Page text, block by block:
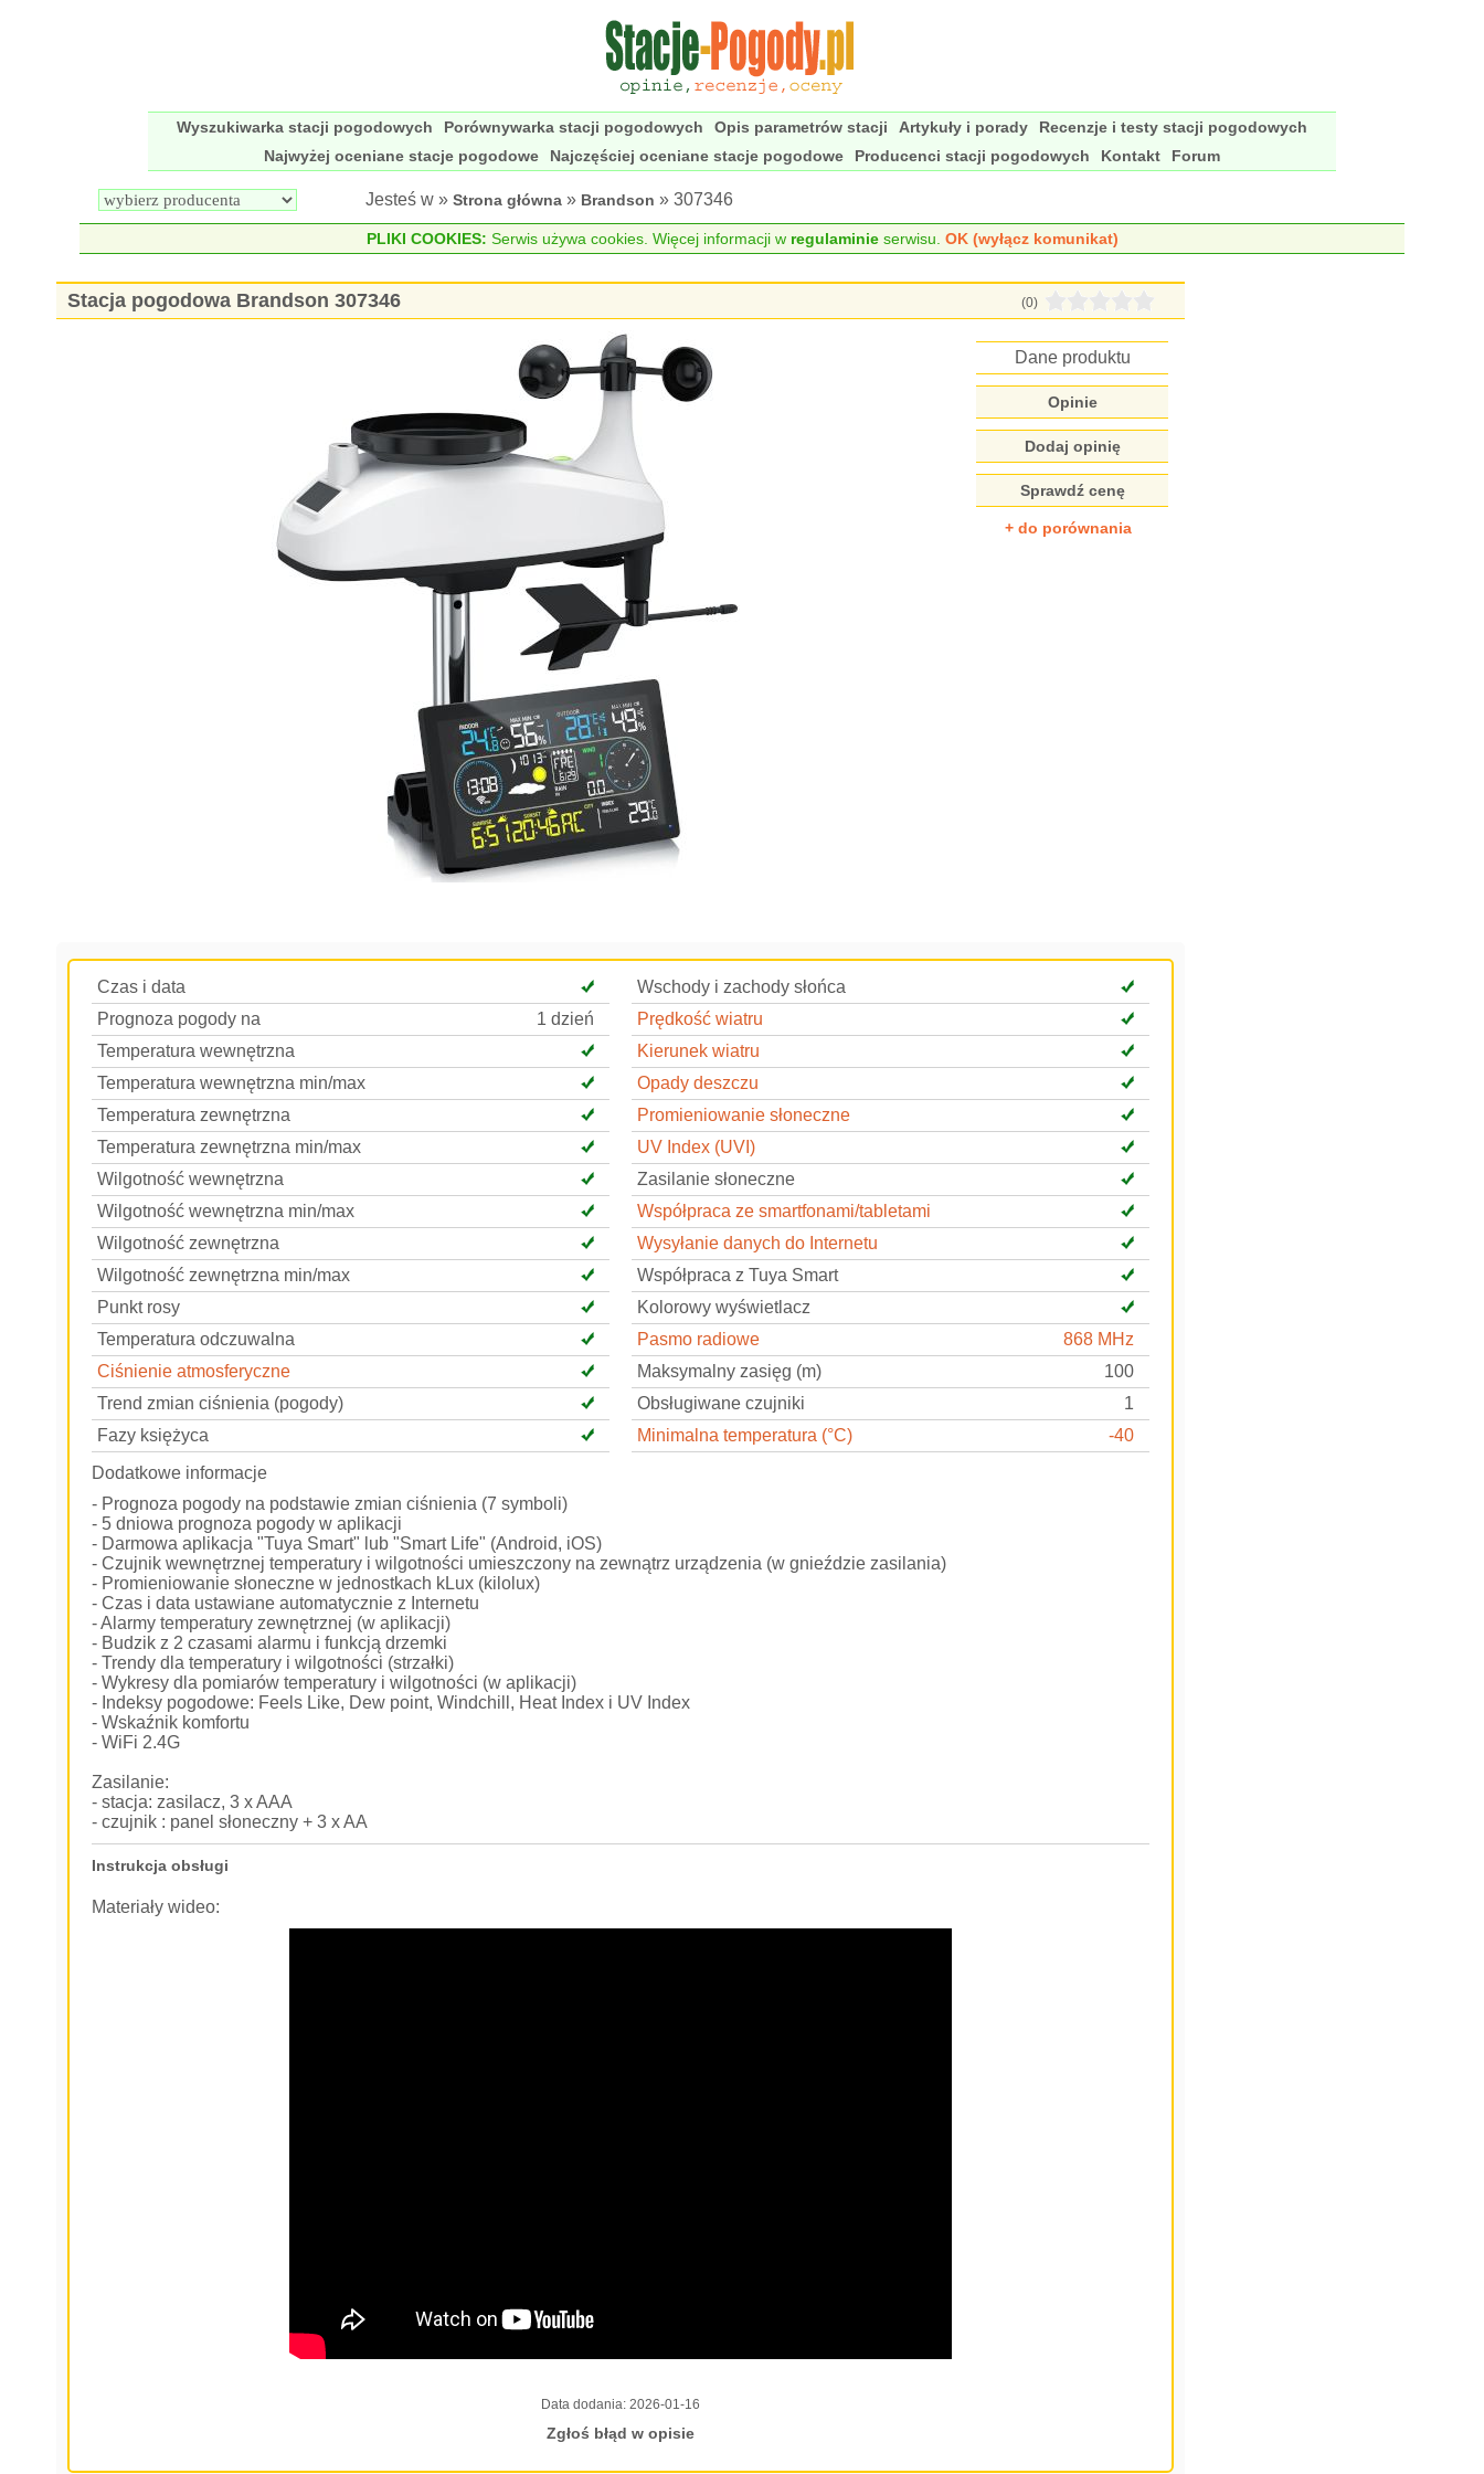
Wyszukiwarka stacji pogodowych Porównywarka stacji pogodowych Opis parametrów stacji Artykuły i porady
Recenzje i testy stacji pogodowych
Najwyżej oceniane stacje pogodowe
Najczęściej oceniane stacje pogodowe Producenci stacji pogodowych Kontakt Forum
Jesteś w » Strona główna » Brandson » 307346
PLIKI COOKIES: Serwis używa cookies. Więcej informacji w regulaminieserwisu. OK (wyłącz komunikat)
Stacja pogodowa Brandson 307346 (0)
Dane produktu
Opinie
Dodaj opinię
Sprawdź cenę
+ do porównania
Czas i data
Prognoza pogody na
1 dzień
Temperatura wewnętrzna
Temperatura wewnętrzna min/max
Temperatura zewnętrzna
Temperatura zewnętrzna min/max
Wilgotność wewnętrzna
Wilgotność wewnętrzna min/max
Wilgotność zewnętrzna
Wilgotność zewnętrzna min/max
Punkt rosy
Temperatura odczuwalna
Ciśnienie atmosferyczne
Trend zmian ciśnienia (pogody)
Fazy księżyca
Wschody i zachody słońca
Prędkość wiatru
Kierunek wiatru
Opady deszczu
Promieniowanie słoneczne
UV Index (UVI)
Zasilanie słoneczne
Współpraca ze smartfonami/tabletami
Wysyłanie danych do Internetu
Współpraca z Tuya Smart
Kolorowy wyświetlacz
Pasmo radiowe
868 MHz
Maksymalny zasięg (m)
100
Obsługiwane czujniki
1
Minimalna temperatura (°C)
-40
Dodatkowe informacje
- Prognoza pogody na podstawie zmian ciśnienia (7 symboli)
- 5 dniowa prognoza pogody w aplikacji
- Darmowa aplikacja "Tuya Smart" lub "Smart Life" (Android, iOS)
- Czujnik wewnętrznej temperatury i wilgotności umieszczony na zewnątrz urządzenia (w gnieździe zasilania)
- Promieniowanie słoneczne w jednostkach kLux (kilolux)
- Czas i data ustawiane automatycznie z Internetu
- Alarmy temperatury zewnętrznej (w aplikacji)
- Budzik z 2 czasami alarmu i funkcją drzemki
- Trendy dla temperatury i wilgotności (strzałki)
- Wykresy dla pomiarów temperatury i wilgotności (w aplikacji)
- Indeksy pogodowe: Feels Like, Dew point, Windchill, Heat Index i UV Index
- Wskaźnik komfortu
- WiFi 2.4G
Zasilanie:
- stacja: zasilacz, 3 x AAA
- czujnik : panel słoneczny + 3 x AA
Instrukcja obsługi
Materiały wideo:
Data dodania: 2026-01-16
Zgłoś błąd w opisie